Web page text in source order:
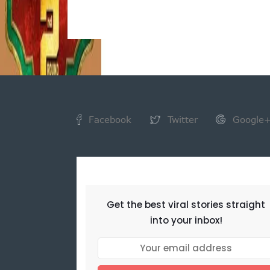
Facebook Twitter Google+
Get the best viral stories straight
into your inbox!